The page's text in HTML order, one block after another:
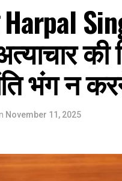
की
भंग न
November 11, 2025